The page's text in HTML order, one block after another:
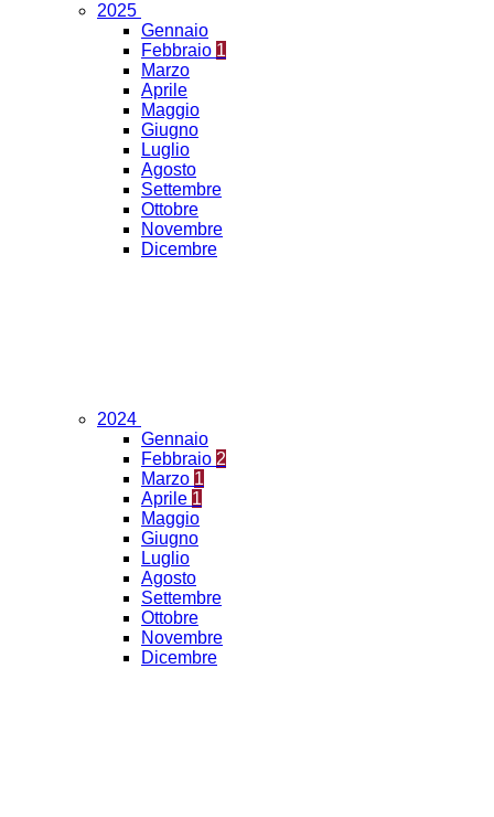
2025
Gennaio
Febbraio 1
Marzo
Aprile
Maggio
Giugno
Luglio
Agosto
Settembre
Ottobre
Novembre
Dicembre
2024
Gennaio
Febbraio 2
Marzo 1
Aprile 1
Maggio
Giugno
Luglio
Agosto
Settembre
Ottobre
Novembre
Dicembre